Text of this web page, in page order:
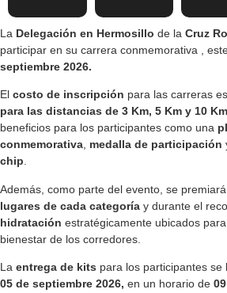
La Delegación en Hermosillo de la Cruz
participar en su carrera conmemorativa ,
septiembre 2026.
El costo de inscripción para las carreras
para las distancias de 3 Km, 5 Km y 10 Km
beneficios para los participantes como una
conmemorativa, medalla de participación
chip.
Además, como parte del evento, se
lugares de cada categoría y durante el
hidratación estratégicamente ubicados
bienestar de los corredores.
La entrega de kits para los participantes se
05 de septiembre 2026, en un horario de